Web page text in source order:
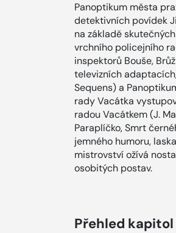
Panoptikum města
detektivních povídek
na základě
vrchního policejního
inspektorů Bouše,
televizních
Sequens) a
rady Vacátka
radou Vacátkem (J.
Paraplíčko, Smrt
jemného humoru,
mistrovství ožívá
osobitých postav.
Přehled kapitol